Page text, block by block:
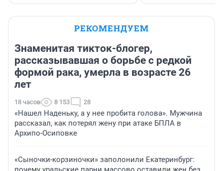
РЕКОМЕНДУЕМ
Знаменитая тикток-блогер,
рассказывавшая о борьбе с редкой
формой рака, умерла в возрасте 26
лет
18 часов 8 153 28
«Нашел Наденьку, а у нее пробита голова». Мужчина
рассказал, как потерял жену при атаке БПЛА в
Архипо-Осиповке
«Сыночки-корзиночки» заполонили Екатеринбург: